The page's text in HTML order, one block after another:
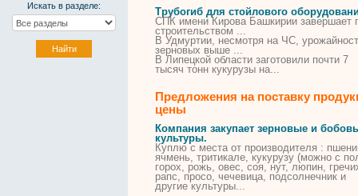
Искать в разделе:
Трубогиб для стойлового
СПК имени Кирова Башкирии завершает
строительством ...
В Удмуртии, несмотря на ЧС,
зерновых выше ...
В Липецкой области заготовили почти 7
тысяч тонн кукурузы на...
Предложения на поставку
цены
Компания закупает зерновые и
культуры.
Куплю с места от производителя :
ячмень, тритикале, кукурузу (можно с
горох, рожь, овес, соя, нут, люпин,
рапс, просо, чечевица, подсолнечник и
другие культуры...